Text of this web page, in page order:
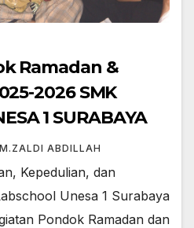
Ramadan &
2026 SMK
1 SURABAYA
M.ZALDI ABDILLAH
Kepedulian, dan
Unesa 1 Surabaya
Pondok Ramadan dan